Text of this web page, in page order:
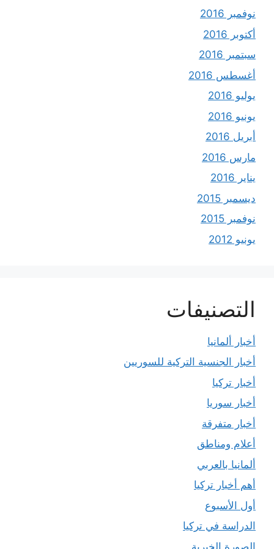
نوفمبر 2016
أكتوبر 2016
سبتمبر 2016
أغسطس 2016
يوليو 2016
يونيو 2016
أبريل 2016
مارس 2016
يناير 2016
ديسمبر 2015
نوفمبر 2015
يونيو 2012
التصنيفات
أخبار ألمانيا
أخبار الجنسية التركية للسوريين
أخبار تركيا
أخبار سوريا
أخبار متفرقة
أعلام ومناطق
ألمانيا بالعربي
أهم أخبار تركيا
أول الأسبوع
الدراسة في تركيا
الصورة الخبرية